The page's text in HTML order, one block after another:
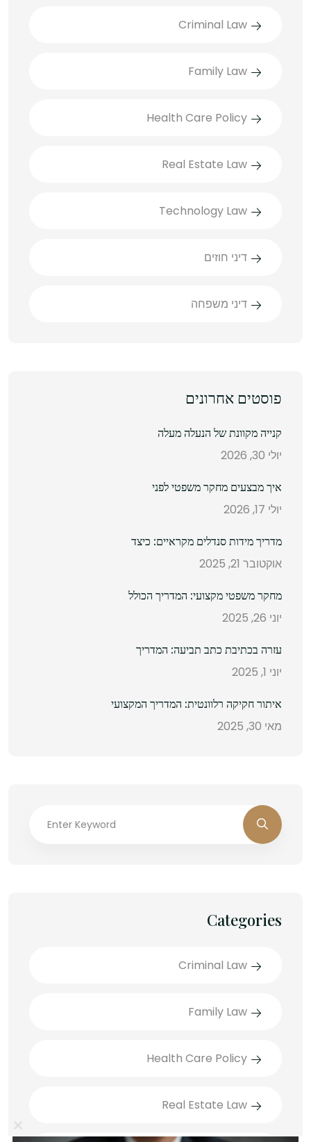
Criminal Law
Family Law
Health Care Policy
Real Estate Law
Technology Law
דיני חוזים
דיני משפחה
פוסטים אחרונים
קנייה מקוונת של הנעלה מעלה
יולי 30, 2026
איך מבצעים מחקר משפטי לפני
יולי 17, 2026
מדריך מידות סנדלים מקראיים: כיצד
אוקטובר 21, 2025
מחקר משפטי מקצועי: המדריך הכולל
יוני 26, 2025
עזרה בכתיבת כתב תביעה: המדריך
יוני 1, 2025
איתור חקיקה רלוונטית: המדריך המקצועי
מאי 30, 2025
Categories
Criminal Law
Family Law
Health Care Policy
Real Estate Law